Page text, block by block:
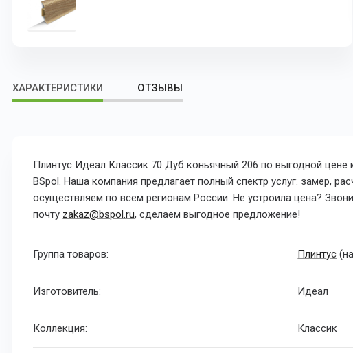
ХАРАКТЕРИСТИКИ ОТЗЫВЫ
Плинтус Идеал Классик 70 Дуб коньячный 206 по выгодной цене
BSpol. Наша компания предлагает полный спектр услуг: замер,
осуществляем по всем регионам России. Не устроила цена?
почту zakaz@bspol.ru, сделаем выгодное предложение!
Группа товаров: Плинтус
Изготовитель: Идеал
Коллекция: Классик